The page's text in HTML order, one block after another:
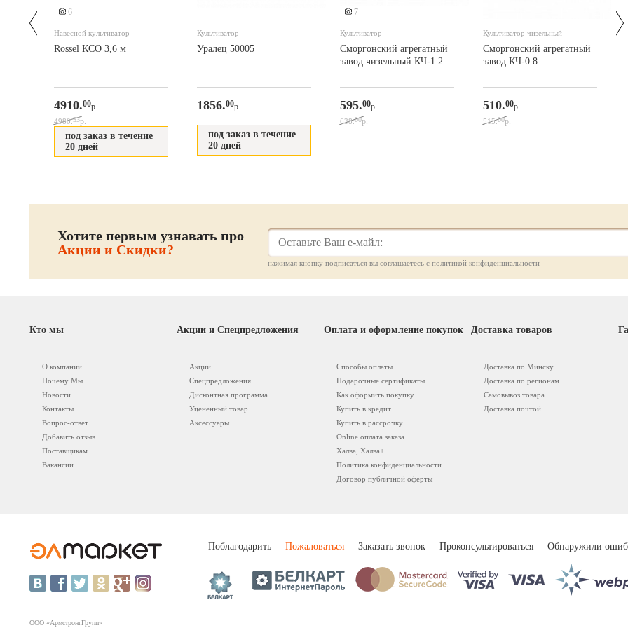
6
Навесной культиватор
Rossel КСО 3,6 м
4910.00р.
4980.53р.
под заказ в течение
20 дней
Культиватор
Уралец 50005
1856.00р.
под заказ в течение
20 дней
7
Культиватор
Сморгонский агрегатный
завод чизельный КЧ-1.2
595.00р.
638.00р.
Культиватор чизельный
Сморгонский агрегатный
завод КЧ-0.8
510.00р.
515.00р.
Хотите первым узнавать про
Акции и Скидки?
нажимая кнопку подписаться вы соглашаетесь с политикой конфиденциальности
Кто мы
О компании
Почему Мы
Новости
Контакты
Вопрос-ответ
Добавить отзыв
Поставщикам
Вакансии
Акции и Спецпредложения
Акции
Спецпредложения
Дисконтная программа
Уцененный товар
Аксессуары
Оплата и оформление покупок
Способы оплаты
Подарочные сертификаты
Как оформить покупку
Купить в кредит
Купить в рассрочку
Оnline оплата заказа
Халва, Халва+
Политика конфиденциальности
Договор публичной оферты
Доставка товаров
Доставка по Минску
Доставка по регионам
Самовывоз товара
Доставка почтой
Поблагодарить Пожаловаться Заказать звонок Проконсультироваться Обнаружили
ООО «АрмстронгГрупп»